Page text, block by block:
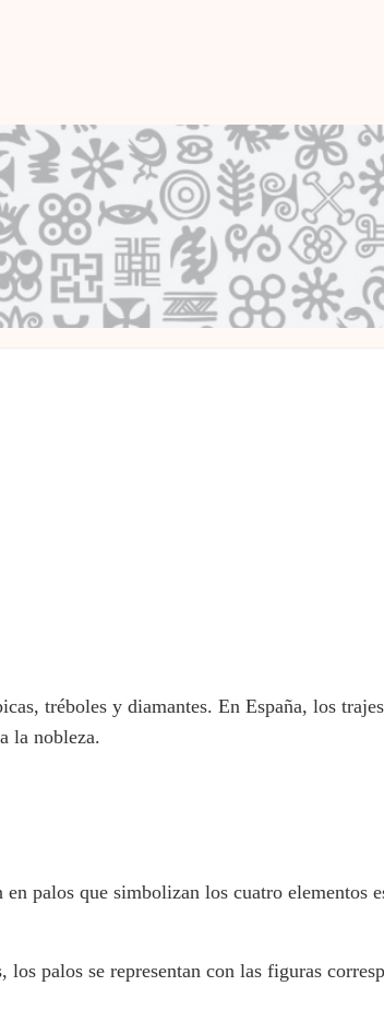
tréboles y diamantes. En España, los
la nobleza.
palos que simbolizan los cuatro elementos
palos se representan con las figuras